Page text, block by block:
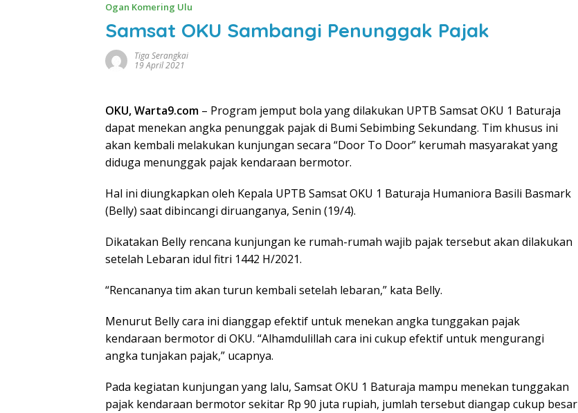
Ogan Komering Ulu
Samsat OKU Sambangi Penunggak Pajak
Tiga Serangkai
19 April 2021
OKU, Warta9.com – Program jemput bola yang dilakukan UPTB Samsat OKU 1 Baturaja
dapat menekan angka penunggak pajak di Bumi Sebimbing Sekundang. Tim khusus ini
akan kembali melakukan kunjungan secara “Door To Door” kerumah masyarakat yang
diduga menunggak pajak kendaraan bermotor.
Hal ini diungkapkan oleh Kepala UPTB Samsat OKU 1 Baturaja Humaniora Basili Basmark
(Belly) saat dibincangi diruanganya, Senin (19/4).
Dikatakan Belly rencana kunjungan ke rumah-rumah wajib pajak tersebut akan dilakukan
setelah Lebaran idul fitri 1442 H/2021.
“Rencananya tim akan turun kembali setelah lebaran,” kata Belly.
Menurut Belly cara ini dianggap efektif untuk menekan angka tunggakan pajak
kendaraan bermotor di OKU. “Alhamdulillah cara ini cukup efektif untuk mengurangi
angka tunjakan pajak,” ucapnya.
Pada kegiatan kunjungan yang lalu, Samsat OKU 1 Baturaja mampu menekan tunggakan
pajak kendaraan bermotor sekitar Rp 90 juta rupiah, jumlah tersebut diangap cukup besar